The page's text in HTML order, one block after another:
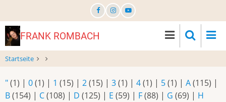
zum
InhaltFRANK ROMBACH
Startseite
"(1) | 0(1) | 1 (15) | 2(15) | 3(1) | 4(1) | 5(1) | A(115) |
B(154) | C(108) | D (125) | E (59) | F(88) | G (69) | H